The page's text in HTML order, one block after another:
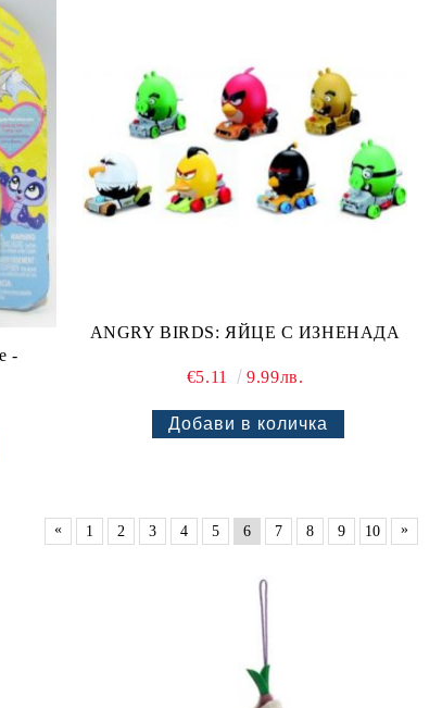
-
ANGRY BIRDS: ЯЙЦЕ С ИЗНЕНАДА
€5.11 9.99лв.
« 1 2 3 4 5 6 7 8 9 10 »